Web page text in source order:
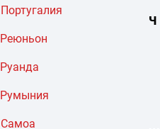
Португалия
Реюньон
Руанда
Румыния
Самоа
Ч